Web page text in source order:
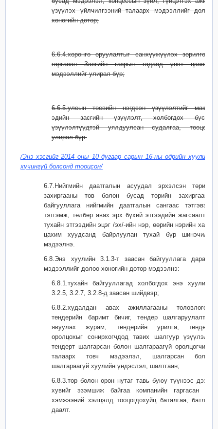
үзүүлэх үйлчилгээний талаарх мэдээллийг долоо
хоногийн дотор;
6.6.4.хөрөнгө оруулалтыг санхүүжүүлэх зорилгоор
гаргасан Засгийн газрын гадаад үнэт цаасны
мэдээллийг улирал бүр;
6.6.5.улсын төсвийн нэгдсэн үзүүлэлтийг макро
эдийн засгийн үзүүлэлт, холбогдох бусад
үзүүлэлтүүдтэй уялдуулсан судалгаа, тооцоог
улирал бүр.
/Энэ хэсгийг 2014 оны 10 дугаар сарын 16-ны өдрийн хуулиар
хүчингүй болсонд тооцсон/
6.7.Нийгмийн даатгалын асуудал эрхэлсэн төрийн
захиргааны төв болон бусад төрийн захиргааны
байгууллага нийгмийн даатгалын сангаас тэтгэвэр,
тэтгэмж, төлбөр авах эрх бүхий этгээдийн жагсаалтыг
тухайн этгээдийн эцэг /эх/-ийн нэр, өөрийн нэрийн хамт
цахим хуудсанд байрлуулан тухай бүр шинэчилж
мэдээлнэ.
6.8.Энэ хуулийн 3.1.3-т заасан байгууллага дараах
мэдээллийг долоо хоногийн дотор мэдээлнэ:
6.8.1.тухайн байгууллагад холбогдох энэ хуулийн
3.2.5, 3.2.7, 3.2.8-д заасан шийдвэр;
6.8.2.худалдан авах ажиллагааны төлөвлөгөө,
тендерийн баримт бичиг, тендер шалгаруулалтыг
явуулах журам, тендерийн урилга, тендерт
оролцохыг сонирхогчдод тавих шалгуур үзүүлэлт,
тендерт шалгарсан болон шалгараагүй оролцогчийн
талаарх товч мэдээлэл, шалгарсан болон
шалгараагүй хуулийн үндэслэл, шалтгаан;
6.8.3.төр болон орон нутаг тавь буюу түүнээс дээш
хувийг эзэмшиж байгаа компанийн гаргасан их
хэмжээний хэлцэлд тооцогдохуйц баталгаа, батлан
даалт.